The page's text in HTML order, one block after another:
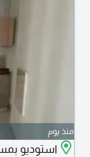
منذ يوم
استوديو